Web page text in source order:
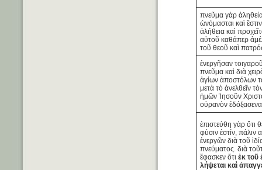
πνεῦμα γὰρ
ὠνόμασται καὶ
ἀλήθεια καὶ
αὐτοῦ καθάπερ
τοῦ θεοῦ καὶ
ἐνεργῆσαν
πνεῦμα καὶ διὰ
ἁγίων ἀποστόλων
μετὰ τὸ ἀνελθεῖν
ἡμῶν Ἰησοῦν
οὐρανὸν
ἐπιστεύθη γὰρ ὅτι
φύσιν ἐστίν, πάλιν
ἐνεργῶν διὰ τοῦ
πνεύματος. διὰ
ἔφασκεν ὅτιἐκ τοῦ
λήψεται καὶ